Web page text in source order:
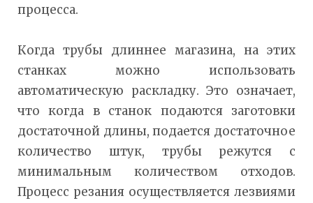
процесса.
Когда трубы длиннее магазина, на этих
станках можно использовать
автоматическую раскладку. Это означает,
что когда в станок подаются заготовки
достаточной длины, подается достаточное
количество штук, трубы режутся с
минимальным количеством отходов.
Процесс резания осуществляется лезвиями